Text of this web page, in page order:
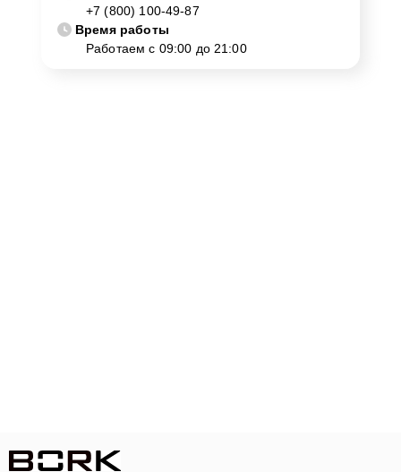
+7 (800) 100-49-87
Время работы
Работаем с 09:00 до 21:00